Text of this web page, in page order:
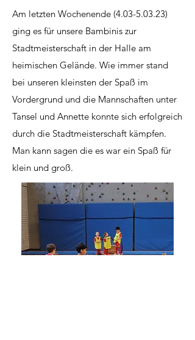
Am letzten Wochenende (4.03-5.03.23)
ging es für unsere Bambinis zur
Stadtmeisterschaft in der Halle am
heimischen Gelände. Wie immer stand
bei unseren kleinsten der Spaß im
Vordergrund und die Mannschaften unter
Tansel und Annette konnte sich erfolgreich
durch die Stadtmeisterschaft kämpfen.
Man kann sagen die es war ein Spaß für
klein und groß.